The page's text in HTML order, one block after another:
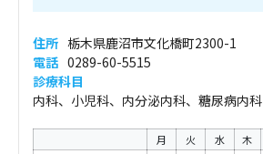
住所 栃木県鹿沼市文化橋町2300-1
電話 0289-60-5515
診療科目
内科、小児科、内分泌内科、糖尿病内科
月 火 水 木